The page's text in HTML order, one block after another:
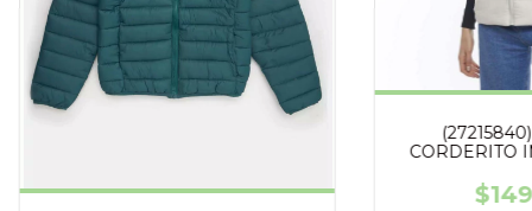
CORDERITO